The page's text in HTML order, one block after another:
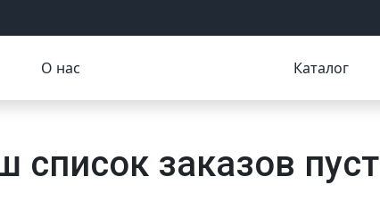
О нас Каталог
список заказов пуст